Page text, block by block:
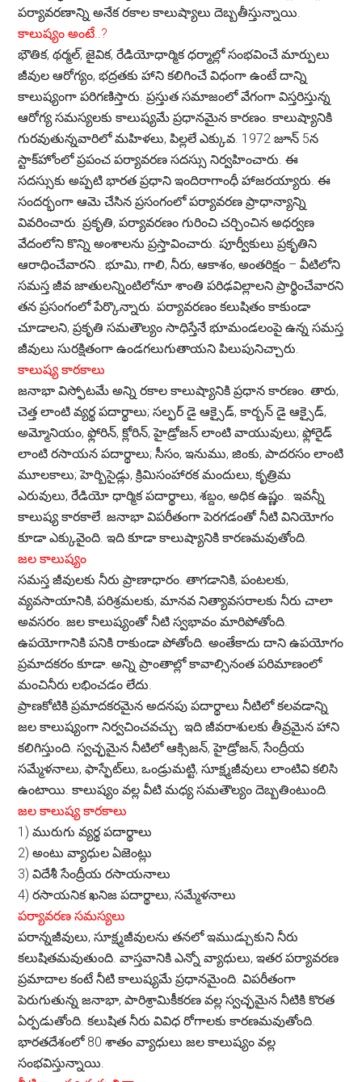
పర్యావరణాన్ని అనేక రకాల కాలుష్యాలు దెబ్బతీస్తున్నాయి.
కాలుష్యం అంటే..?
భౌతిక, థర్మల్, జైవిక, రేడియోధార్మిక ధర్మాల్లో సంభవించే మార్పులు
జీవుల ఆరోగ్యం, భద్రతకు హాని కలిగించే విధంగా ఉంటే దాన్ని
కాలుష్యంగా పరిగణిస్తారు. ప్రస్తుత సమాజంలో వేగంగా విస్తరిస్తున్న
ఆరోగ్య సమస్యలకు కాలుష్యమే ప్రధానమైన కారణం. కాలుష్యానికి
గురవుతున్నవారిలో మహిళలు, పిల్లలే ఎక్కువ. 1972 జూన్ 5న
స్టాక్‌హోంలో ప్రపంచ పర్యావరణ సదస్సు నిర్వహించారు. ఈ
సదస్సుకు అప్పటి భారత ప్రధాని ఇందిరాగాంధీ హాజరయ్యారు. ఈ
సందర్భంగా ఆమె చేసిన ప్రసంగంలో పర్యావరణ ప్రాధాన్యాన్ని
వివరించారు. ప్రకృతి, పర్యావరణం గురించి చర్చించిన అధర్వణ
వేదంలోని కొన్ని అంశాలను ప్రస్తావించారు. పూర్వీకులు ప్రకృతిని
ఆరాధించేవారని.. భూమి, గాలి, నీరు, ఆకాశం, అంతరిక్షం – వీటిలోని
సమస్త జీవ జాతులన్నింటిలోనూ శాంతి పరిఢవిల్లాలని ప్రార్థించేవారని
తన ప్రసంగంలో పేర్కొన్నారు. పర్యావరణం కలుషితం కాకుండా
చూడాలని, ప్రకృతి సమతౌల్యం సాధిస్తేనే భూమండలంపై ఉన్న సమస్త
జీవులు సురక్షితంగా ఉండగలుగుతాయని పిలుపునిచ్చారు.
కాలుష్య కారకాలు
జనాభా విస్ఫోటమే అన్ని రకాల కాలుష్యానికి ప్రధాన కారణం. తారు,
చెత్త లాంటి వ్యర్థ పదార్థాలు; సల్ఫర్ డై ఆక్సైడ్, కార్బన్ డై ఆక్సైడ్,
అమ్మోనియం, ఫ్లోరిన్, క్లోరిన్, హైడ్రోజన్ లాంటి వాయువులు; ఫ్లోరైడ్
లాంటి రసాయన పదార్థాలు; సీసం, ఇనుము, జింకు, పాదరసం లాంటి
మూలకాలు; హెర్బిసైడ్లు, క్రిమిసంహారక మందులు, కృత్రిమ
ఎరువులు, రేడియో ధార్మిక పదార్థాలు, శబ్దం, అధిక ఉష్ణం.. ఇవన్నీ
కాలుష్య కారకాలే. జనాభా విపరీతంగా పెరగడంతో నీటి వినియోగం
కూడా ఎక్కువైంది. ఇది కూడా కాలుష్యానికి కారణమవుతోంది.
జల కాలుష్యం
సమస్త జీవులకు నీరు ప్రాణాధారం. తాగడానికి, పంటలకు,
వ్యవసాయానికి, పరిశ్రమలకు, మానవ నిత్యావసరాలకు నీరు చాలా
అవసరం. జల కాలుష్యంతో నీటి స్వభావం మారిపోతోంది.
ఉపయోగానికి పనికి రాకుండా పోతోంది. అంతేకాదు దాని ఉపయోగం
ప్రమాదకరం కూడా. అన్ని ప్రాంతాల్లో కావాల్సినంత పరిమాణంలో
మంచినీరు లభించడం లేదు.
ప్రాణకోటికి ప్రమాదకరమైన అదనపు పదార్థాలు నీటిలో కలవడాన్ని
జల కాలుష్యంగా నిర్వచించవచ్చు. ఇది జీవరాశులకు తీవ్రమైన హాని
కలిగిస్తుంది. స్వచ్ఛమైన నీటిలో ఆక్సిజన్, హైడ్రోజన్, సేంద్రీయ
సమ్మేళనాలు, ఫాస్ఫేట్‌లు, ఒండ్రుమట్టి, సూక్ష్మజీవులు లాంటివి కలిసి
ఉంటాయి. కాలుష్యం వల్ల వీటి మధ్య సమతౌల్యం దెబ్బతింటుంది.
జల కాలుష్య కారకాలు
1) మురుగు వ్యర్థ పదార్థాలు
2) అంటు వ్యాధుల ఏజెంట్లు
3) విదేశీ సేంద్రీయ రసాయనాలు
4) రసాయనిక ఖనిజ పదార్థాలు, సమ్మేళనాలు
పర్యావరణ సమస్యలు
పరాన్నజీవులు, సూక్ష్మజీవులను తనలో ఇముడ్చుకుని నీరు
కలుషితమవుతుంది. వాస్తవానికి ఎన్నో వ్యాధులు, ఇతర పర్యావరణ
ప్రమాదాల కంటే నీటి కాలుష్యమే ప్రధానమైంది. విపరీతంగా
పెరుగుతున్న జనాభా, పారిశ్రామికీకరణ వల్ల స్వచ్ఛమైన నీటికి కొరత
ఏర్పడుతోంది. కలుషిత నీరు వివిధ రోగాలకు కారణమవుతోంది.
భారతదేశంలో 80 శాతం వ్యాధులు జల కాలుష్యం వల్ల
సంభవిస్తున్నాయి.